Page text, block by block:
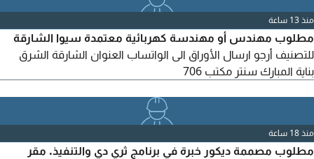
منذ 13 ساعة
مطلوب مهندس أو مهندسة كهربائية معتمدة سيوا الشارقة
للتصنيف أرجو ارسال الأوراق الى الواتساب العنوان الشارقة الشرق
بناية المبارك سنتر مكتب 706
منذ 18 ساعة
مطلوب مصممة ديكور خبرة في برنامج ثري دي والتنفيذ. مقر